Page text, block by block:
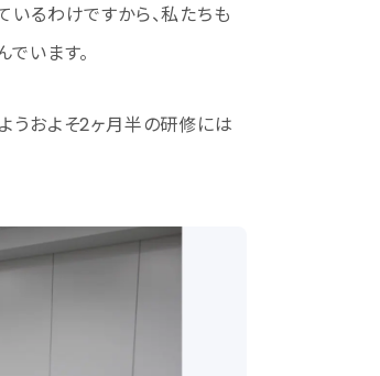
るわけですから、私たちも
います。
うおよそ2ヶ月半の研修には